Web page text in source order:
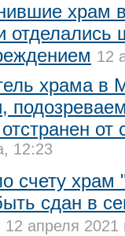
храм
12
храма в
от
12:23
счету
сдан в
12 апреля 2021